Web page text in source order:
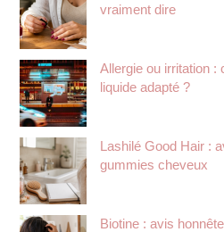
vraiment dire
Allergie ou irritation :
liquide adapté ?
Lashilé Good Hair :
gummies cheveux
Biotine : avis